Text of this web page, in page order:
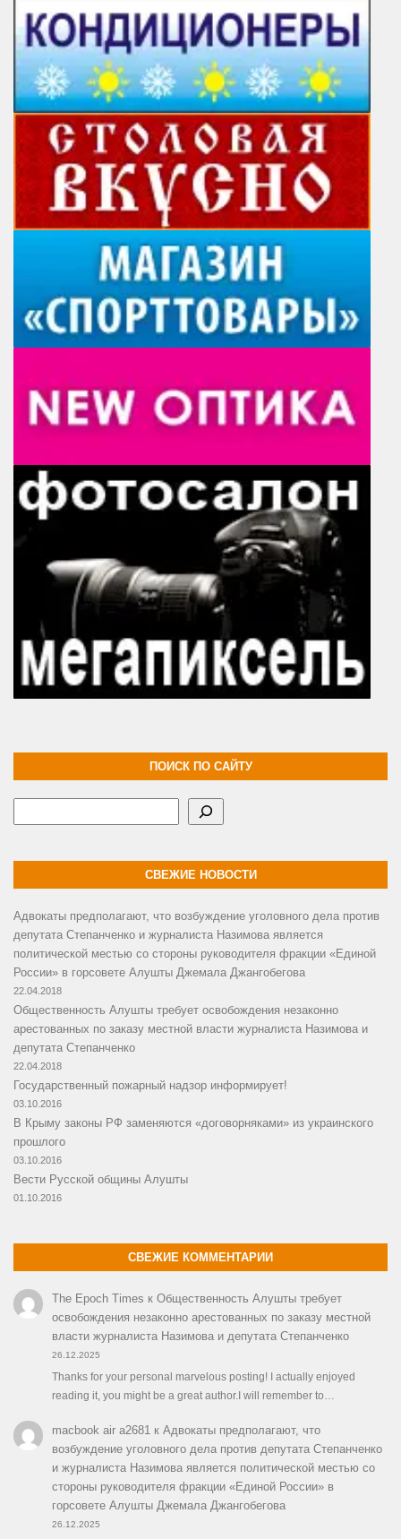
ПОИСК ПО САЙТУ
СВЕЖИЕ НОВОСТИ
Адвокаты предполагают, что возбуждение уголовного дела против
депутата Степанченко и журналиста Назимова является
политической местью со стороны руководителя фракции «Единой
России» в горсовете Алушты Джемала Джангобегова
22.04.2018
Общественность Алушты требует освобождения незаконно
арестованных по заказу местной власти журналиста Назимова и
депутата Степанченко
22.04.2018
Государственный пожарный надзор информирует!
03.10.2016
В Крыму законы РФ заменяются «договорняками» из украинского
прошлого
03.10.2016
Вести Русской общины Алушты
01.10.2016
СВЕЖИЕ КОММЕНТАРИИ
The Epoch Times к Общественность Алушты требует
освобождения незаконно арестованных по заказу местной
власти журналиста Назимова и депутата Степанченко
26.12.2025
Thanks for your personal marvelous posting! I actually enjoyed
reading it, you might be a great author.I will remember to…
macbook air a2681 к Адвокаты предполагают, что
возбуждение уголовного дела против депутата Степанченко
и журналиста Назимова является политической местью со
стороны руководителя фракции «Единой России» в
горсовете Алушты Джемала Джангобегова
26.12.2025